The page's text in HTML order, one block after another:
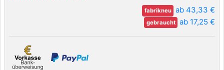
fabrikneu ab 43,33 €
gebraucht ab 17,25 €